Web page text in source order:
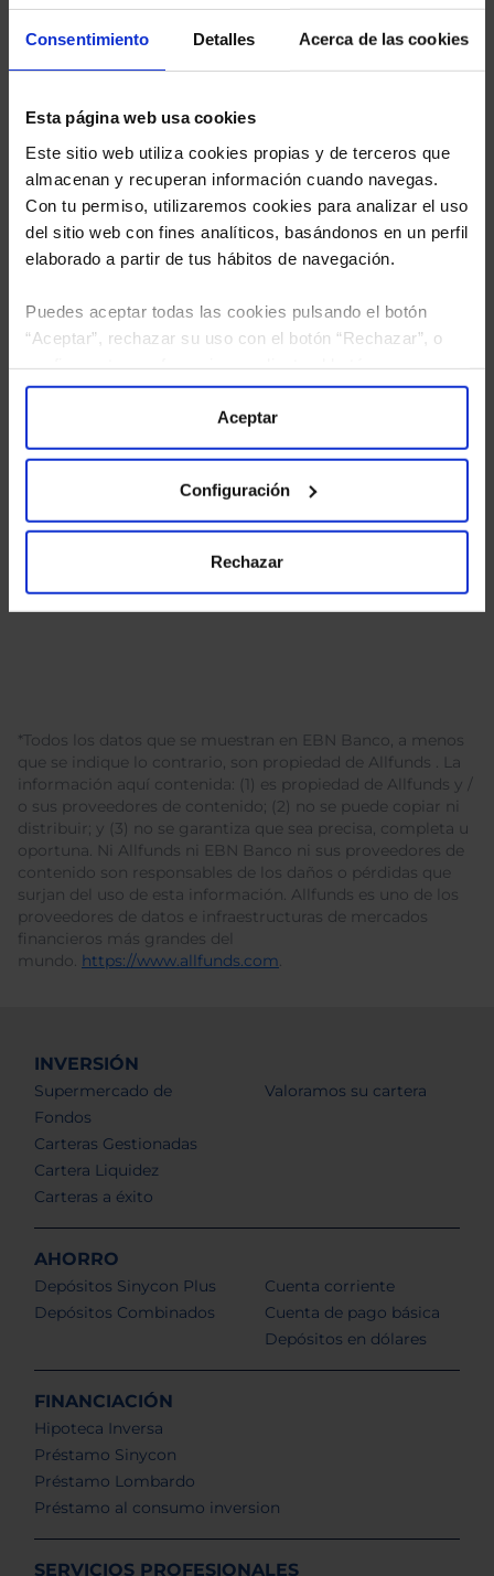
Consentimiento Detalles Acerca de las cookies
Esta página web usa cookies
Este sitio web utiliza cookies propias y de terceros que
almacenan y recuperan información cuando navegas.
Con tu permiso, utilizaremos cookies para analizar el uso
del sitio web con fines analíticos, basándonos en un perfil
elaborado a partir de tus hábitos de navegación.
Puedes aceptar todas las cookies pulsando el botón
“Aceptar”, rechazar su uso con el botón “Rechazar”, o
“Configuración”. Consulta nuestraPolítica
para más información.
Aceptar
Configuración
Rechazar
estudio gratuito de sus alternativas de Clases
Limpias con las que podrá ahorrar en sus costes.
la política de privacidad
tratamiento de mis datos personales.
*Todos los datos que se muestran en EBN Banco, a menos
que se indique lo contrario, son propiedad de Allfunds . La
información aquí contenida: (1) es propiedad de Allfunds y /
o sus proveedores de contenido; (2) no se puede copiar ni
distribuir; y (3) no se garantiza que sea precisa, completa u
oportuna. Ni Allfunds ni EBN Banco ni sus proveedores de
contenido son responsables de los daños o pérdidas que
surjan del uso de esta información. Allfunds es uno de los
proveedores de datos e infraestructuras de mercados
financieros más grandes del
mundo. https://www.allfunds.com.
INVERSIÓN
Supermercado de
Fondos
Carteras Gestionadas
Cartera Liquidez
Carteras a éxito
Valoramos su cartera
AHORRO
Depósitos Sinycon Plus
Depósitos Combinados
Cuenta corriente
Cuenta de pago básica
Depósitos en dólares
FINANCIACIÓN
Hipoteca Inversa
Préstamo Sinycon
Préstamo Lombardo
Préstamo al consumo inversion
SERVICIOS PROFESIONALES